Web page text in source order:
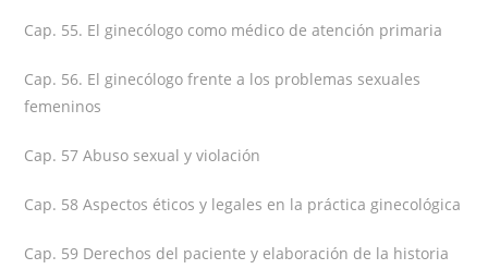
Cap. 55. El ginecólogo como médico de atención primaria
Cap. 56. El ginecólogo frente a los problemas sexuales
femeninos
Cap. 57 Abuso sexual y violación
Cap. 58 Aspectos éticos y legales en la práctica ginecológica
Cap. 59 Derechos del paciente y elaboración de la historia